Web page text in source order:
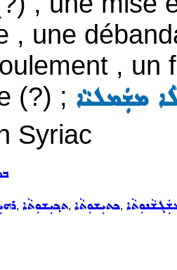
, une
, un
(?) ; ܡܫܲܡܠܝܵܐ
Syriac
, ܬܟ݂ܝܼܫܘܼܬܵܐ, ܟܬܝܼܫܘܼܬܵܐ,